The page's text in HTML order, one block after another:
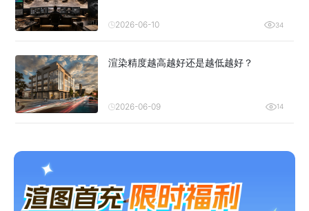
2026-06-10 34
渲染精度越高越好还是越低越好？
2026-06-09 14